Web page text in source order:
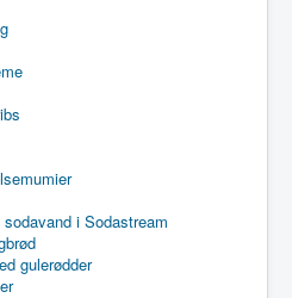
i Sodastream
gulerødder